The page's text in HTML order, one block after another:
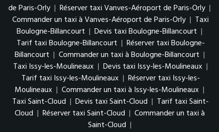
de Paris-Orly | Réserver taxi Vanves-Aéroport de Paris-Orly |
Commander un taxi à Vanves-Aéroport de Paris-Orly | Taxi
Boulogne-Billancourt | Devis taxi Boulogne-Billancourt |
Tarif taxi Boulogne-Billancourt | Réserver taxi Boulogne-
Billancourt | Commander un taxi à Boulogne-Billancourt |
Taxi Issy-les-Moulineaux | Devis taxi Issy-les-Moulineaux |
Tarif taxi Issy-les-Moulineaux | Réserver taxi Issy-les-
Moulineaux | Commander un taxi à Issy-les-Moulineaux |
Taxi Saint-Cloud | Devis taxi Saint-Cloud | Tarif taxi Saint-
Cloud | Réserver taxi Saint-Cloud | Commander un taxi à
Saint-Cloud |